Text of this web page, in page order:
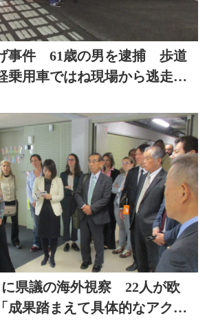
事件 61歳の男を逮捕 歩道
乗用車ではね現場から逃走し
に県議の海外視察 22人が欧
果踏まえて具体的なアクシ